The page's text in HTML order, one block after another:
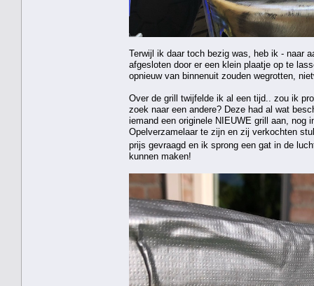
Terwijl ik daar toch bezig was, heb ik - naar
afgesloten door er een klein plaatje op te
opnieuw van binnenuit zouden wegrotten,
Over de grill twijfelde ik al een tijd.. zou ik
zoek naar een andere? Deze had al wat
iemand een originele NIEUWE grill aan, nog
Opelverzamelaar te zijn en zij verkochten
prijs gevraagd en ik sprong een gat in de
kunnen maken!